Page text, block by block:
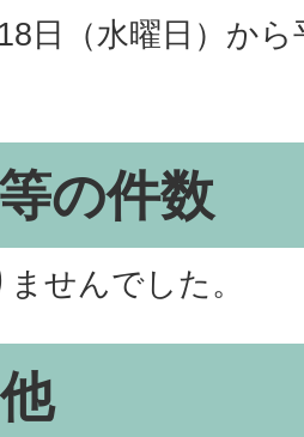
日（水曜日）か
の件数
せんでした。